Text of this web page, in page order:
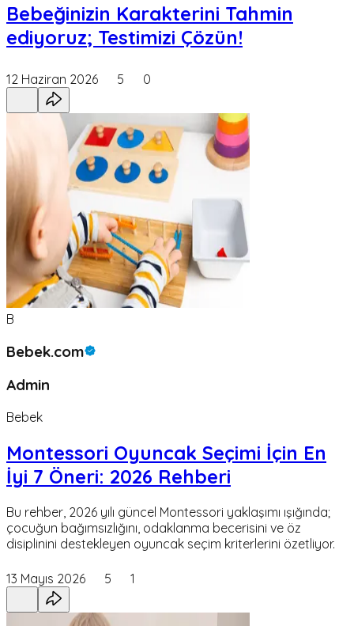
Bebeğinizin Karakterini Tahmin
ediyoruz; Testimizi Çözün!
12 Haziran 2026 5 0
B
Bebek.com
Admin
Bebek
Montessori Oyuncak Seçimi İçin En
İyi 7 Öneri: 2026 Rehberi
Bu rehber, 2026 yılı güncel Montessori yaklaşımı ışığında;
çocuğun bağımsızlığını, odaklanma becerisini ve öz
disiplinini destekleyen oyuncak seçim kriterlerini özetliyor.
13 Mayıs 2026 5 1